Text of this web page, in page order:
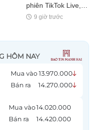
phiên TikTok Live,
Content Creator có thể
9 giờ trước